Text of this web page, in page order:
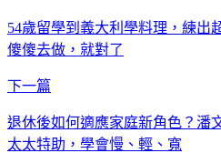
54歲留學到義大利學料理，練出
傻傻去做，就對了
下一篇
退休後如何適應家庭新角色？潘
太太特助，學會慢、輕、寬